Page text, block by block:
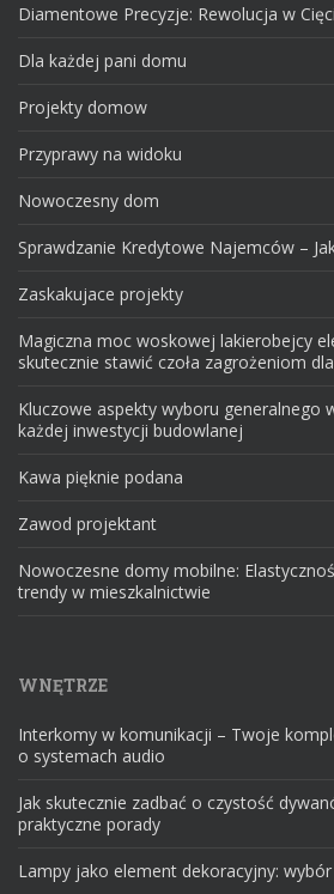
Diamentowe Precyzje: Rewolucja w
Dla każdej pani domu
Projekty domow
Przyprawy na widoku
Nowoczesny dom
Sprawdzanie Kredytowe Najemców –
Zaskakujace projekty
Magiczna moc woskowej lakierobejcy
skutecznie stawić czoła zagrożeniom
Kluczowe aspekty wyboru generalnego
każdej inwestycji budowlanej
Kawa pięknie podana
Zawod projektant
Nowoczesne domy mobilne:
trendy w mieszkalnictwie
WNĘTRZE
Interkomy w komunikacji – Twoje
o systemach audio
Jak skutecznie zadbać o czystość
praktyczne porady
Lampy jako element dekoracyjny: